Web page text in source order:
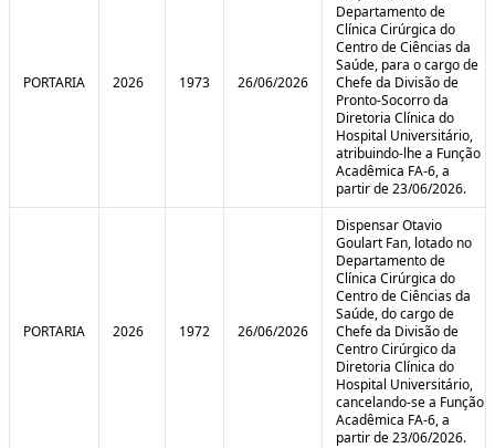
PORTARIA 2026 1973 26/06/2026
Departamento de
Clínica Cirúrgica do
Centro de Ciências da
Saúde, para o cargo de
Chefe da Divisão de
Pronto-Socorro da
Diretoria Clínica do
Hospital Universitário,
atribuindo-lhe a Função
Acadêmica FA-6, a
partir de 23/06/2026.
PORTARIA 2026 1972 26/06/2026
Dispensar Otavio
Goulart Fan, lotado no
Departamento de
Clínica Cirúrgica do
Centro de Ciências da
Saúde, do cargo de
Chefe da Divisão de
Centro Cirúrgico da
Diretoria Clínica do
Hospital Universitário,
cancelando-se a Função
Acadêmica FA-6, a
partir de 23/06/2026.